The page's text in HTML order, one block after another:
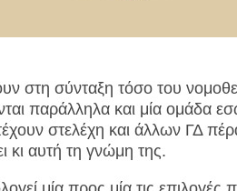
στη σύνταξη τόσο του
παράλληλα και μία ομάδα
στελέχη και άλλων ΓΔ
κι αυτή τη γνώμη της.